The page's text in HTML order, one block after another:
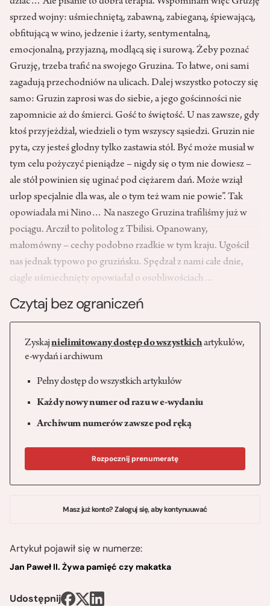
sprzed wojny: uśmiechniętą, zabawną, zabieganą, śpiewającą,
obfitującą w wino, jedzenie i żarty, sentymentalną,
emocjonalną, przyjazną, modlącą się i surową. Żeby poznać
Gruzję, trzeba trafić na swojego Gruzina. To łatwe, oni sami
zagadują przechodniów na ulicach. Dalej wszystko potoczy się
samo: Gruzin zaprosi was do siebie, a jego gościnności nie
zapomnicie aż do śmierci. Gość to świętość. U nas zawsze, gdy
ktoś przyjeżdżał, wiedzieli o tym wszyscy sąsiedzi. Gruzin nie
pyta, czy jesteś głodny tylko zastawia stół. Być może musiał w
tym celu pożyczyć pieniądze – nigdy się o tym nie dowiesz –
ale stół powinien się uginać pod ciężarem dań. Może wziął
urlop specjalnie dla was, ale o tym też wam nie powie”. Tak
opowiadała mi Nino… Na naszego Gruzina trafiliśmy już w
pociągu. Arcził to politolog z Tbilisi. Opanowany,
małomówny – cechy podobno rzadkie w tym kraju. Ugościł
nas jednak typowo po gruzińsku. Spędzał z nami całe dnie,
ciągle uśmiechnięty opowiadał o osobliwościach…
Czytaj bez ograniczeń
Zyskajnielimitowany dostęp do wszystkichartykułów,
e-wydań i archiwum
Pełny dostęp do wszystkich artykułów
Każdy nowy numer od razu w e-wydaniu
Archiwum numerów zawsze pod ręką
Rozpocznij prenumeratę
Masz już konto? Zaloguj się, aby kontynuuwać
Artykuł pojawił się w numerze:
Jan Paweł II. Żywa pamięć czy makatka
Udostępnij